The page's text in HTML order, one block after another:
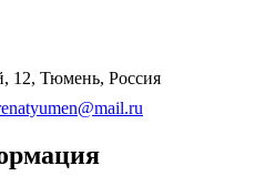
12, Тюмень, Россия